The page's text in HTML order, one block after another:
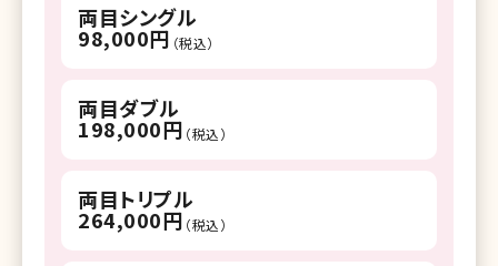
両目シングル
98,000円 （税込）
両目ダブル
198,000円 （税込）
両目トリプル
264,000円 （税込）